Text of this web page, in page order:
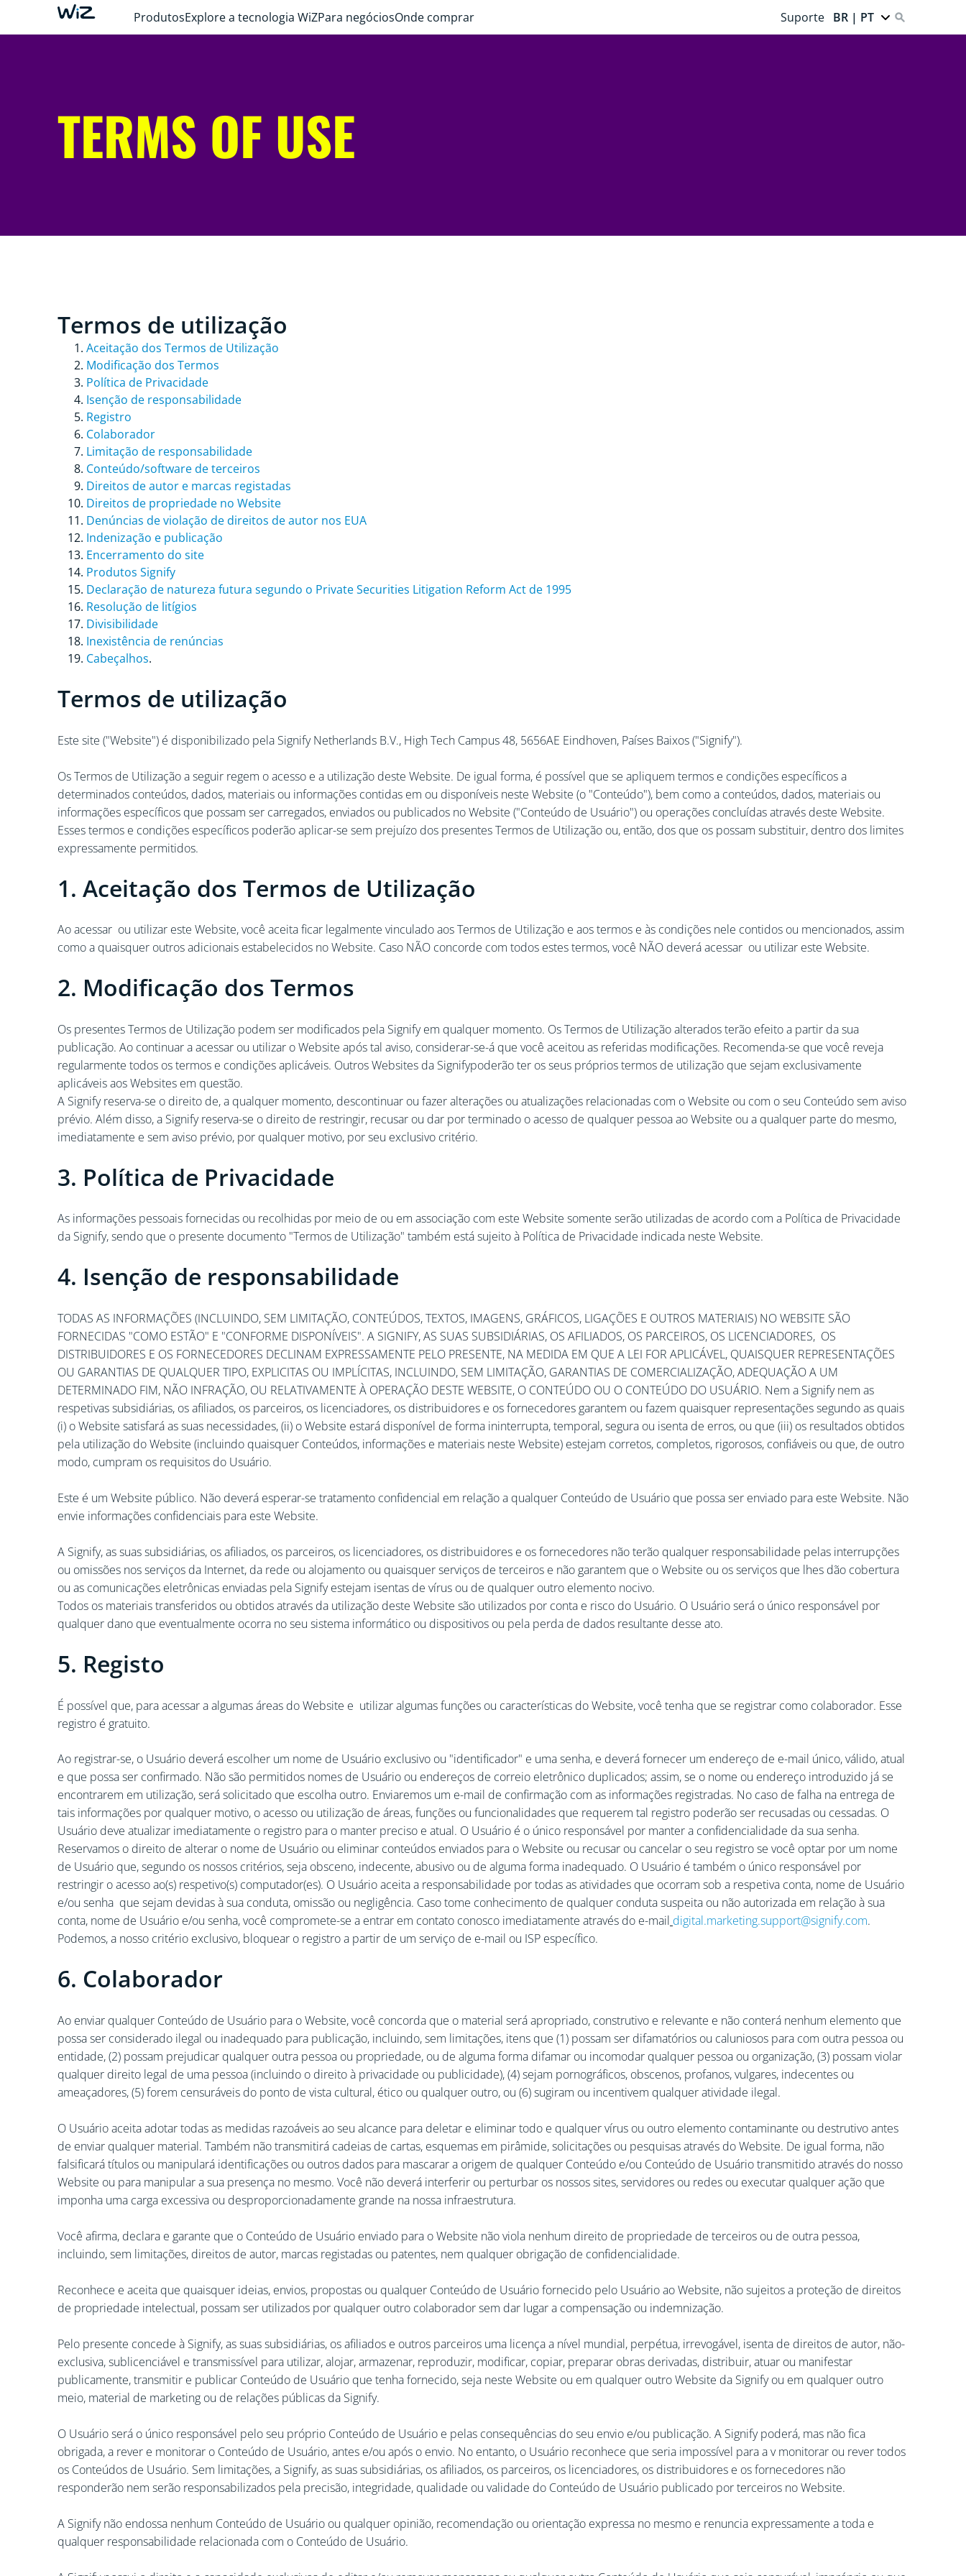
ProdutosExplore a tecnologia WiZPara negóciosOnde comprar Suporte BR | PT
TERMS OF USE
Termos de utilização
Aceitação dos Termos de Utilização
Modificação dos Termos
Política de Privacidade
Isenção de responsabilidade
Registro
Colaborador
Limitação de responsabilidade
Conteúdo/software de terceiros
Direitos de autor e marcas registadas
Direitos de propriedade no Website
Denúncias de violação de direitos de autor nos EUA
Indenização e publicação
Encerramento do site
Produtos Signify
Declaração de natureza futura segundo o Private Securities Litigation Reform Act de 1995
Resolução de litígios
Divisibilidade
Inexistência de renúncias
Cabeçalhos.
Termos de utilização
Este site ("Website") é disponibilizado pela Signify Netherlands B.V., High Tech Campus 48, 5656AE Eindhoven, Países Baixos ("Signify").
Os Termos de Utilização a seguir regem o acesso e a utilização deste Website. De igual forma, é possível que se apliquem termos e condições específicos a
determinados conteúdos, dados, materiais ou informações contidas em ou disponíveis neste Website (o "Conteúdo"), bem como a conteúdos, dados, materiais ou
informações específicos que possam ser carregados, enviados ou publicados no Website ("Conteúdo de Usuário") ou operações concluídas através deste Website.
Esses termos e condições específicos poderão aplicar-se sem prejuízo dos presentes Termos de Utilização ou, então, dos que os possam substituir, dentro dos limites
expressamente permitidos.
1. Aceitação dos Termos de Utilização
Ao acessar ou utilizar este Website, você aceita ficar legalmente vinculado aos Termos de Utilização e aos termos e às condições nele contidos ou mencionados, assim
como a quaisquer outros adicionais estabelecidos no Website. Caso NÃO concorde com todos estes termos, você NÃO deverá acessar ou utilizar este Website.
2. Modificação dos Termos
Os presentes Termos de Utilização podem ser modificados pela Signify em qualquer momento. Os Termos de Utilização alterados terão efeito a partir da sua
publicação. Ao continuar a acessar ou utilizar o Website após tal aviso, considerar-se-á que você aceitou as referidas modificações. Recomenda-se que você reveja
regularmente todos os termos e condições aplicáveis. Outros Websites da Signifypoderão ter os seus próprios termos de utilização que sejam exclusivamente
aplicáveis aos Websites em questão.
A Signify reserva-se o direito de, a qualquer momento, descontinuar ou fazer alterações ou atualizações relacionadas com o Website ou com o seu Conteúdo sem aviso
prévio. Além disso, a Signify reserva-se o direito de restringir, recusar ou dar por terminado o acesso de qualquer pessoa ao Website ou a qualquer parte do mesmo,
imediatamente e sem aviso prévio, por qualquer motivo, por seu exclusivo critério.
3. Política de Privacidade
As informações pessoais fornecidas ou recolhidas por meio de ou em associação com este Website somente serão utilizadas de acordo com a Política de Privacidade
da Signify, sendo que o presente documento "Termos de Utilização" também está sujeito à Política de Privacidade indicada neste Website.
4. Isenção de responsabilidade
TODAS AS INFORMAÇÕES (INCLUINDO, SEM LIMITAÇÃO, CONTEÚDOS, TEXTOS, IMAGENS, GRÁFICOS, LIGAÇÕES E OUTROS MATERIAIS) NO WEBSITE SÃO
FORNECIDAS "COMO ESTÃO" E "CONFORME DISPONÍVEIS". A SIGNIFY, AS SUAS SUBSIDIÁRIAS, OS AFILIADOS, OS PARCEIROS, OS LICENCIADORES, OS
DISTRIBUIDORES E OS FORNECEDORES DECLINAM EXPRESSAMENTE PELO PRESENTE, NA MEDIDA EM QUE A LEI FOR APLICÁVEL, QUAISQUER REPRESENTAÇÕES
OU GARANTIAS DE QUALQUER TIPO, EXPLICITAS OU IMPLÍCITAS, INCLUINDO, SEM LIMITAÇÃO, GARANTIAS DE COMERCIALIZAÇÃO, ADEQUAÇÃO A UM
DETERMINADO FIM, NÃO INFRAÇÃO, OU RELATIVAMENTE À OPERAÇÃO DESTE WEBSITE, O CONTEÚDO OU O CONTEÚDO DO USUÁRIO. Nem a Signify nem as
respetivas subsidiárias, os afiliados, os parceiros, os licenciadores, os distribuidores e os fornecedores garantem ou fazem quaisquer representações segundo as quais
(i) o Website satisfará as suas necessidades, (ii) o Website estará disponível de forma ininterrupta, temporal, segura ou isenta de erros, ou que (iii) os resultados obtidos
pela utilização do Website (incluindo quaisquer Conteúdos, informações e materiais neste Website) estejam corretos, completos, rigorosos, confiáveis ou que, de outro
modo, cumpram os requisitos do Usuário.
Este é um Website público. Não deverá esperar-se tratamento confidencial em relação a qualquer Conteúdo de Usuário que possa ser enviado para este Website. Não
envie informações confidenciais para este Website.
A Signify, as suas subsidiárias, os afiliados, os parceiros, os licenciadores, os distribuidores e os fornecedores não terão qualquer responsabilidade pelas interrupções
ou omissões nos serviços da Internet, da rede ou alojamento ou quaisquer serviços de terceiros e não garantem que o Website ou os serviços que lhes dão cobertura
ou as comunicações eletrônicas enviadas pela Signify estejam isentas de vírus ou de qualquer outro elemento nocivo.
Todos os materiais transferidos ou obtidos através da utilização deste Website são utilizados por conta e risco do Usuário. O Usuário será o único responsável por
qualquer dano que eventualmente ocorra no seu sistema informático ou dispositivos ou pela perda de dados resultante desse ato.
5. Registo
É possível que, para acessar a algumas áreas do Website e utilizar algumas funções ou características do Website, você tenha que se registrar como colaborador. Esse
registro é gratuito.
Ao registrar-se, o Usuário deverá escolher um nome de Usuário exclusivo ou "identificador" e uma senha, e deverá fornecer um endereço de e-mail único, válido, atual
e que possa ser confirmado. Não são permitidos nomes de Usuário ou endereços de correio eletrônico duplicados; assim, se o nome ou endereço introduzido já se
encontrarem em utilização, será solicitado que escolha outro. Enviaremos um e-mail de confirmação com as informações registradas. No caso de falha na entrega de
tais informações por qualquer motivo, o acesso ou utilização de áreas, funções ou funcionalidades que requerem tal registro poderão ser recusadas ou cessadas. O
Usuário deve atualizar imediatamente o registro para o manter preciso e atual. O Usuário é o único responsável por manter a confidencialidade da sua senha.
Reservamos o direito de alterar o nome de Usuário ou eliminar conteúdos enviados para o Website ou recusar ou cancelar o seu registro se você optar por um nome
de Usuário que, segundo os nossos critérios, seja obsceno, indecente, abusivo ou de alguma forma inadequado. O Usuário é também o único responsável por
restringir o acesso ao(s) respetivo(s) computador(es). O Usuário aceita a responsabilidade por todas as atividades que ocorram sob a respetiva conta, nome de Usuário
e/ou senha que sejam devidas à sua conduta, omissão ou negligência. Caso tome conhecimento de qualquer conduta suspeita ou não autorizada em relação à sua
conta, nome de Usuário e/ou senha, você compromete-se a entrar em contato conosco imediatamente através do e-mail digital.marketing.support@signify.com.
Podemos, a nosso critério exclusivo, bloquear o registro a partir de um serviço de e-mail ou ISP específico.
6. Colaborador
Ao enviar qualquer Conteúdo de Usuário para o Website, você concorda que o material será apropriado, construtivo e relevante e não conterá nenhum elemento que
possa ser considerado ilegal ou inadequado para publicação, incluindo, sem limitações, itens que (1) possam ser difamatórios ou caluniosos para com outra pessoa ou
entidade, (2) possam prejudicar qualquer outra pessoa ou propriedade, ou de alguma forma difamar ou incomodar qualquer pessoa ou organização, (3) possam violar
qualquer direito legal de uma pessoa (incluindo o direito à privacidade ou publicidade), (4) sejam pornográficos, obscenos, profanos, vulgares, indecentes ou
ameaçadores, (5) forem censuráveis do ponto de vista cultural, ético ou qualquer outro, ou (6) sugiram ou incentivem qualquer atividade ilegal.
O Usuário aceita adotar todas as medidas razoáveis ao seu alcance para deletar e eliminar todo e qualquer vírus ou outro elemento contaminante ou destrutivo antes
de enviar qualquer material. Também não transmitirá cadeias de cartas, esquemas em pirâmide, solicitações ou pesquisas através do Website. De igual forma, não
falsificará títulos ou manipulará identificações ou outros dados para mascarar a origem de qualquer Conteúdo e/ou Conteúdo de Usuário transmitido através do nosso
Website ou para manipular a sua presença no mesmo. Você não deverá interferir ou perturbar os nossos sites, servidores ou redes ou executar qualquer ação que
imponha uma carga excessiva ou desproporcionadamente grande na nossa infraestrutura.
Você afirma, declara e garante que o Conteúdo de Usuário enviado para o Website não viola nenhum direito de propriedade de terceiros ou de outra pessoa,
incluindo, sem limitações, direitos de autor, marcas registadas ou patentes, nem qualquer obrigação de confidencialidade.
Reconhece e aceita que quaisquer ideias, envios, propostas ou qualquer Conteúdo de Usuário fornecido pelo Usuário ao Website, não sujeitos a proteção de direitos
de propriedade intelectual, possam ser utilizados por qualquer outro colaborador sem dar lugar a compensação ou indemnização.
Pelo presente concede à Signify, as suas subsidiárias, os afiliados e outros parceiros uma licença a nível mundial, perpétua, irrevogável, isenta de direitos de autor, não-
exclusiva, sublicenciável e transmissível para utilizar, alojar, armazenar, reproduzir, modificar, copiar, preparar obras derivadas, distribuir, atuar ou manifestar
publicamente, transmitir e publicar Conteúdo de Usuário que tenha fornecido, seja neste Website ou em qualquer outro Website da Signify ou em qualquer outro
meio, material de marketing ou de relações públicas da Signify.
O Usuário será o único responsável pelo seu próprio Conteúdo de Usuário e pelas consequências do seu envio e/ou publicação. A Signify poderá, mas não fica
obrigada, a rever e monitorar o Conteúdo de Usuário, antes e/ou após o envio. No entanto, o Usuário reconhece que seria impossível para a v monitorar ou rever todos
os Conteúdos de Usuário. Sem limitações, a Signify, as suas subsidiárias, os afiliados, os parceiros, os licenciadores, os distribuidores e os fornecedores não
responderão nem serão responsabilizados pela precisão, integridade, qualidade ou validade do Conteúdo de Usuário publicado por terceiros no Website.
A Signify não endossa nenhum Conteúdo de Usuário ou qualquer opinião, recomendação ou orientação expressa no mesmo e renuncia expressamente a toda e
qualquer responsabilidade relacionada com o Conteúdo de Usuário.